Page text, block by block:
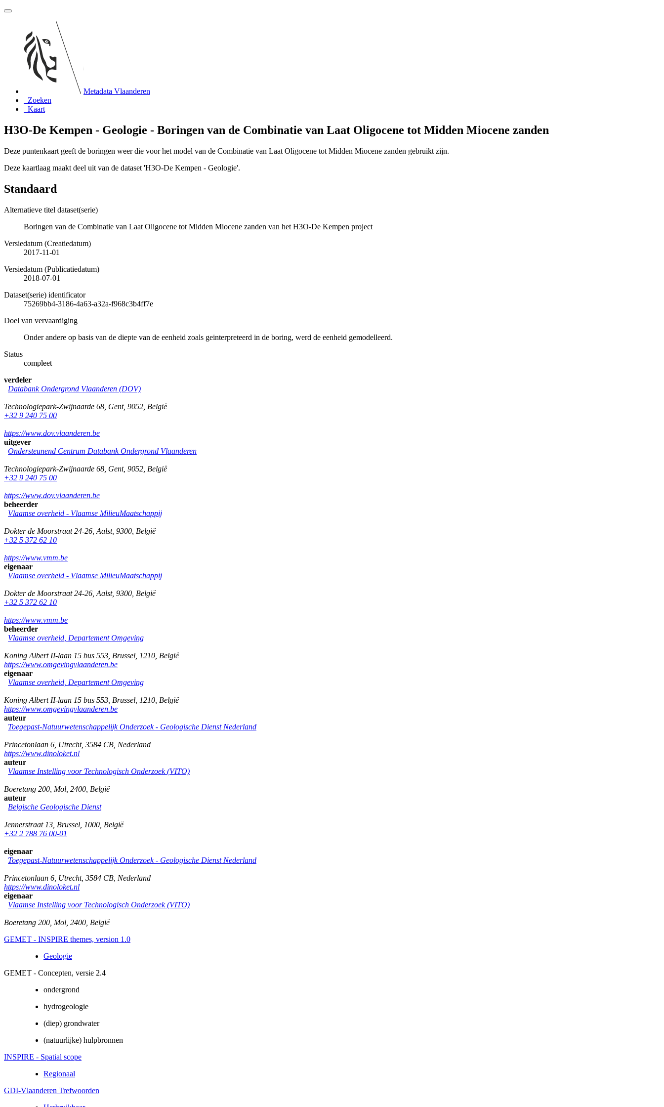
Metadata Vlaanderen
Zoeken
Kaart
H3O-De Kempen - Geologie - Boringen van de Combinatie van Laat Oligocene tot Midden Miocene zanden
Deze puntenkaart geeft de boringen weer die voor het model van de Combinatie van Laat Oligocene tot Midden Miocene zanden gebruikt zijn.
Deze kaartlaag maakt deel uit van de dataset 'H3O-De Kempen - Geologie'.
Standaard
Alternatieve titel dataset(serie)
Boringen van de Combinatie van Laat Oligocene tot Midden Miocene zanden van het H3O-De Kempen project
Versiedatum (Creatiedatum)
2017-11-01
Versiedatum (Publicatiedatum)
2018-07-01
Dataset(serie) identificator
75269bb4-3186-4a63-a32a-f968c3b4ff7e
Doel van vervaardiging
Onder andere op basis van de diepte van de eenheid zoals geinterpreteerd in de boring, werd de eenheid gemodelleerd.
Status
compleet
verdeler
Databank Ondergrond Vlaanderen (DOV)
Technologiepark-Zwijnaarde 68 Gent, 9052 België
+32 9 240 75 00
https://www.dov.vlaanderen.be
uitgever
Ondersteunend Centrum Databank Ondergrond Vlaanderen
Technologiepark-Zwijnaarde 68 Gent, 9052 België
+32 9 240 75 00
https://www.dov.vlaanderen.be
beheerder
Vlaamse overheid - Vlaamse MilieuMaatschappij
Dokter de Moorstraat 24-26 Aalst, 9300 België
+32 5 372 62 10
https://www.vmm.be
eigenaar
Vlaamse overheid - Vlaamse MilieuMaatschappij
Dokter de Moorstraat 24-26 Aalst, 9300 België
+32 5 372 62 10
https://www.vmm.be
beheerder
Vlaamse overheid, Departement Omgeving
Koning Albert II-laan 15 bus 553 Brussel 1210 België
https://www.omgevingvlaanderen.be
eigenaar
Vlaamse overheid, Departement Omgeving
Koning Albert II-laan 15 bus 553 Brussel 1210 België
https://www.omgevingvlaanderen.be
auteur
Toegepast-Natuurwetenschappelijk Onderzoek - Geologische Dienst Nederland
Princetonlaan 6 Utrecht, 3584 CB Nederland
https://www.dinoloket.nl
auteur
Vlaamse Instelling voor Technologisch Onderzoek (VITO)
Boeretang 200 Mol 2400 België
auteur
Belgische Geologische Dienst
Jennerstraat 13 Brussel 1000 België
+32 2 788 76 00-01
eigenaar
Toegepast-Natuurwetenschappelijk Onderzoek - Geologische Dienst Nederland
Princetonlaan 6 Utrecht, 3584 CB Nederland
https://www.dinoloket.nl
eigenaar
Vlaamse Instelling voor Technologisch Onderzoek (VITO)
Boeretang 200 Mol 2400 België
GEMET - INSPIRE themes, version 1.0
Geologie
GEMET - Concepten, versie 2.4
ondergrond
hydrogeologie
(diep) grondwater
(natuurlijke) hulpbronnen
INSPIRE - Spatial scope
Regionaal
GDI-Vlaanderen Trefwoorden